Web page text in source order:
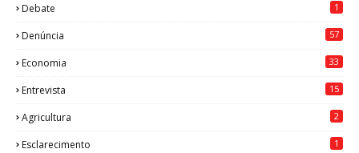
Debate 1
Denúncia 57
Economia 33
Entrevista 15
Agricultura 2
Esclarecimento 1